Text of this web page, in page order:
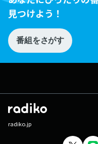
見つけよう！
番組をさがす
radiko.jp